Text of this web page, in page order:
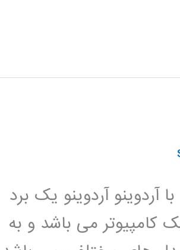
آردوینو آردوینو یک برد
می باشد و به